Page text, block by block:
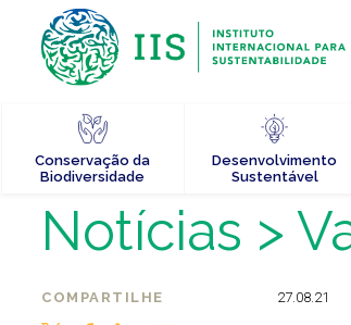
Conservação da
Biodiversidade
Desenvolvimento
Sustentável
Notícias >
COMPARTILHE 27.08.21